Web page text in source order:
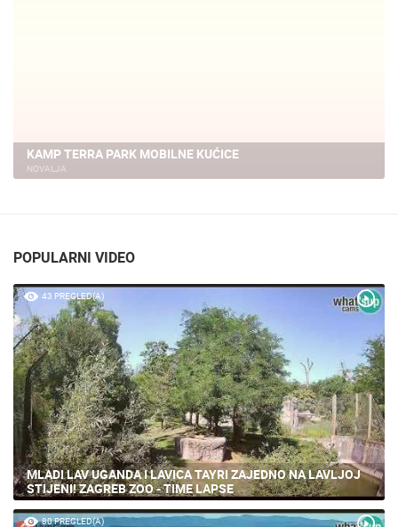
KAMP TERRA PARK MOBILNE KUĆICE
43 PREGLED(A)
MLADI LAV UGANDA I LAVICA TAYRI ZAJEDNO NA LAVLJOJ
STIJENI! ZAGREB ZOO - TIME LAPSE